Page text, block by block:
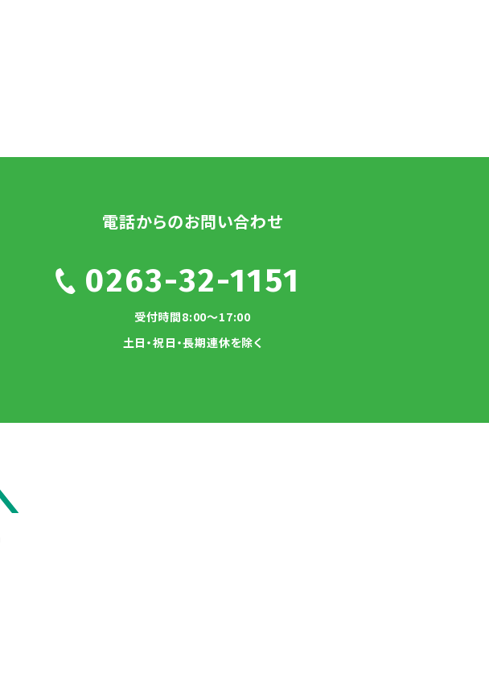
電話からのお問い合わせ
0263-32-1151
受付時間8:00～17:00
土日・祝日・長期連休を除く